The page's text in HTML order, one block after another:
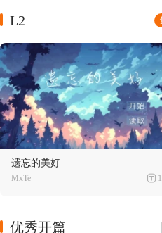
L2
遗忘的美好
MxTe
优秀开篇